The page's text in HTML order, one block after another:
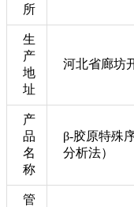
所
生
产
地
址
河北省廊坊
产
品
名
称
β-胶原特殊
分析法）
管